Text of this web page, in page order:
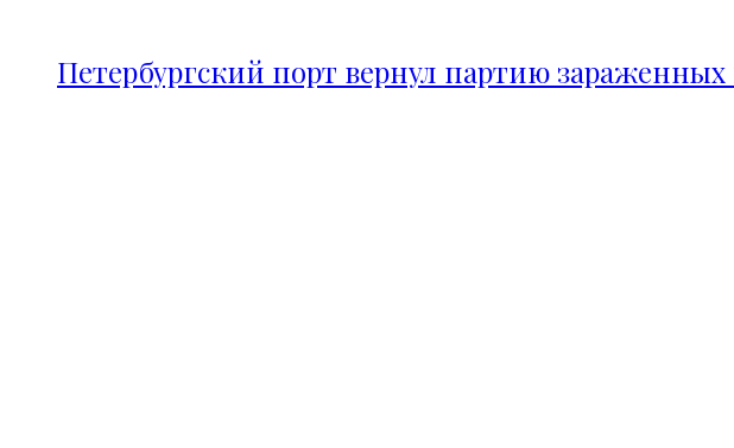
Петербургский порт вернул партию